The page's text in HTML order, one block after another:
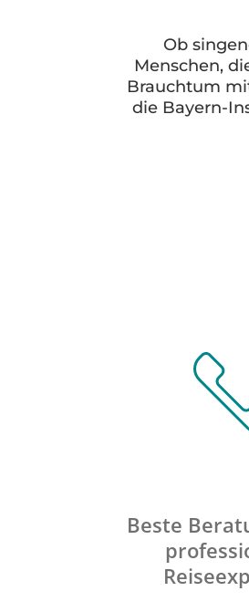
Ob
Menschen,
Brauchtum
die Bayern-
Beste